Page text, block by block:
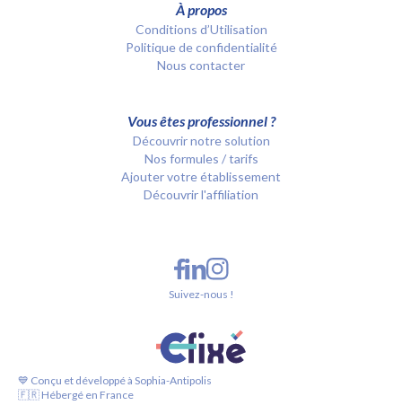
À propos
Conditions d’Utilisation
Politique de confidentialité
Nous contacter
Vous êtes professionnel ?
Découvrir notre solution
Nos formules / tarifs
Ajouter votre établissement
Découvrir l'affiliation
💙 Conçu et développé à Sophia-Antipolis
🇫🇷 Hébergé en France
Suivez-nous !